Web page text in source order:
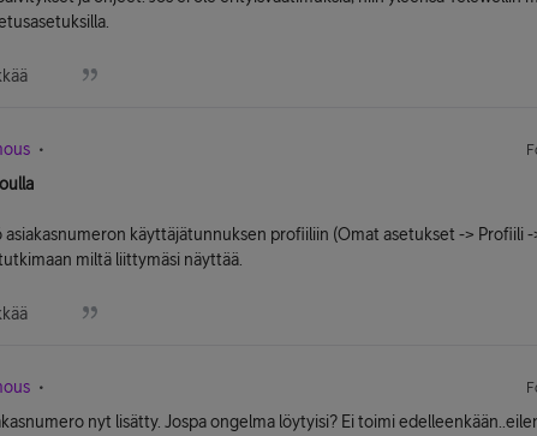
asiakasnumeron käyttäjätunnuksen profiiliin (Omat asetukset -> Profiili
miltä liittymäsi näyttää.
nyt lisätty. Jospa ongelma löytyisi? Ei toimi